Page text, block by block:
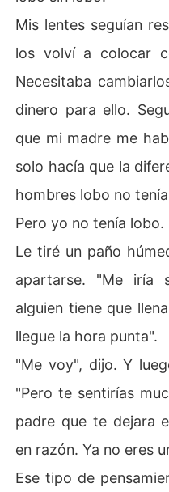
Mis lentes seguían
los volví a colocar
Necesitaba
dinero para ello.
que mi madre me
solo hacía que la
hombres lobo no
Pero yo no tenía lobo.
Le tiré un paño
apartarse. "Me iría
alguien tiene que
llegue la hora punta".
"Me voy", dijo. Y
"Pero te sentirías
padre que te dejara
en razón. Ya no eres
Ese tipo de